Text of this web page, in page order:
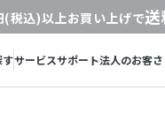
(税込)以上お買い上げで送
すサービスサポート法人のお客さ